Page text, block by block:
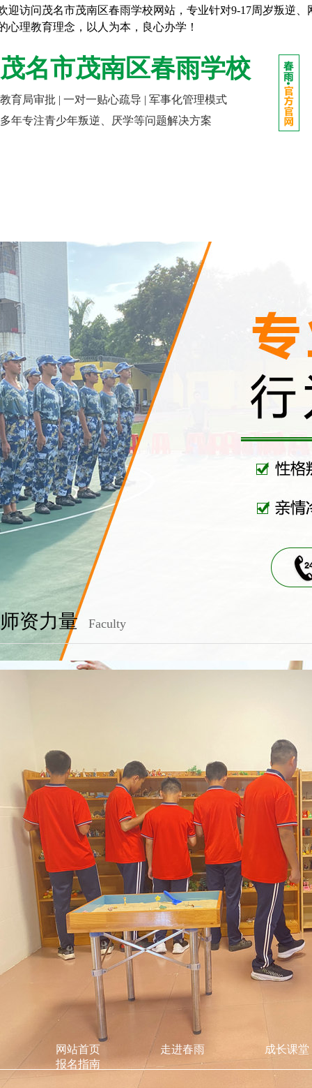
茂名市茂南区春雨学校
教育局审批 | 一对一贴心疏导 | 军事化管理模式
多年专注青少年叛逆、厌学等问题解决方案
迎访问茂名市茂南区春雨学校网站，专业针对9-17周岁叛逆
心理教育理念，以人为本，良心办学！
师资力量 Faculty
网站首页 走进春雨
成长课堂
报名指南